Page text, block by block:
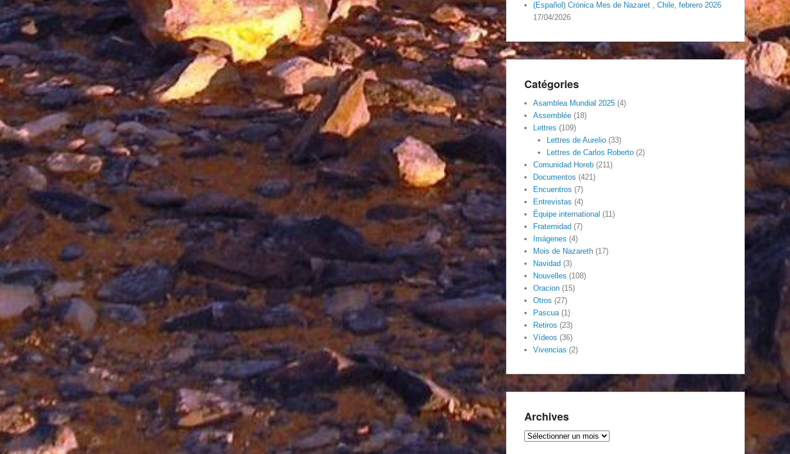
(Español) Crónica Mes de Nazaret , Chile, febrero 2026
17/04/2026
Catégories
Asamblea Mundial 2025 (4)
Assemblée (18)
Lettres (109)
Lettres de Aurelio(33)
Lettres de Carlos Roberto(2)
Comunidad Horeb (211)
Documentos (421)
Encuentros (7)
Entrevistas (4)
Équipe international (11)
Fraternidad (7)
Imágenes (4)
Mois de Nazareth (17)
Navidad (3)
Nouvelles (108)
Oracion (15)
Otros (27)
Pascua(1)
Retiros (23)
Vídeos (36)
Vivencias (2)
Archives
Archives